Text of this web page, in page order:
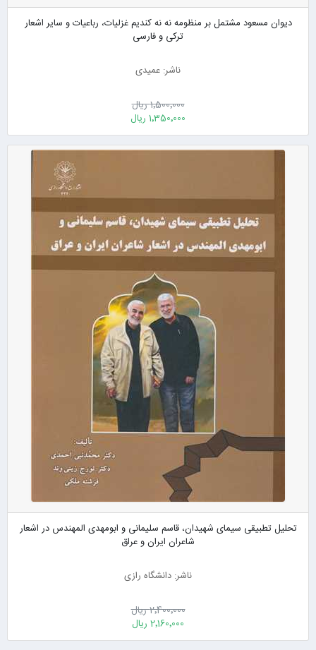
دیوان مسعود مشتمل بر منظومه نه نه کندیم غزلیات، رباعیات و سایر اشعار
ترکی و فارسی
ناشر: عمیدی
1٬500٬000 ریال
1٬350٬000 ریال
تحلیل تطبیقی سیمای شهیدان، قاسم سلیمانی و ابومهدی المهندس در اشعار
شاعران ایران و عراق
ناشر: دانشگاه رازی
2٬400٬000 ریال
2٬160٬000 ریال